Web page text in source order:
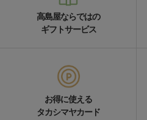
高島屋ならではの
ギフトサービス
お得に使える
タカシマヤカード